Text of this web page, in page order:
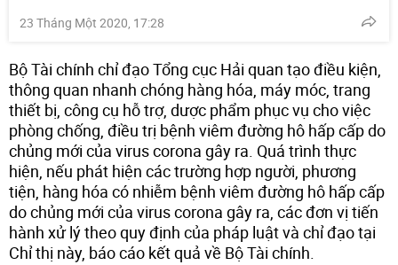
23 Tháng Một 2020, 17:28
Bộ Tài chính chỉ đạo Tổng cục Hải quan tạo điều kiện,
thông quan nhanh chóng hàng hóa, máy móc, trang
thiết bị, công cụ hỗ trợ, dược phẩm phục vụ cho việc
phòng chống, điều trị bệnh viêm đường hô hấp cấp do
chủng mới của virus corona gây ra. Quá trình thực
hiện, nếu phát hiện các trường hợp người, phương
tiện, hàng hóa có nhiễm bệnh viêm đường hô hấp cấp
do chủng mới của virus corona gây ra, các đơn vị tiến
hành xử lý theo quy định của pháp luật và chỉ đạo tại
Chỉ thị này, báo cáo kết quả về Bộ Tài chính.